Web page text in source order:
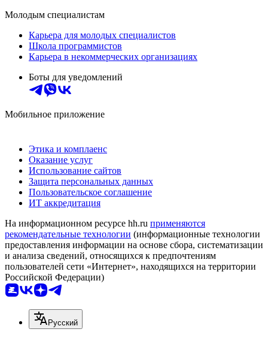
Молодым специалистам
Карьера для молодых специалистов
Школа программистов
Карьера в некоммерческих организациях
Боты для уведомлений
Мобильное приложение
Этика и комплаенс
Оказание услуг
Использование сайтов
Защита персональных данных
Пользовательское соглашение
ИТ аккредитация
На информационном ресурсе hh.ru применяются
рекомендательные технологии (информационные технологии
предоставления информации на основе сбора, систематизации
и анализа сведений, относящихся к предпочтениям
пользователей сети «Интернет», находящихся на территории
Российской Федерации)
Русский